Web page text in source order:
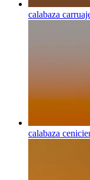
calabaza
calabaza